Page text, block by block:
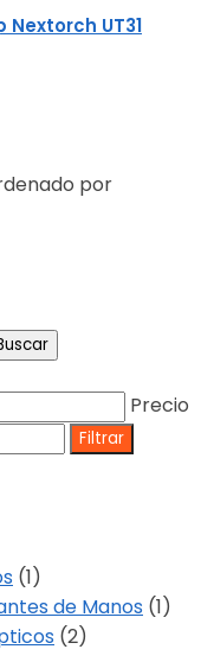
UT31
por
Precio
Filtrar
(1)
de Manos (1)
(2)